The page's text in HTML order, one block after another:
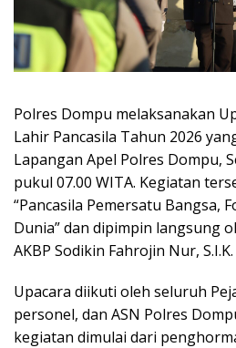
Polres Dompu melaksanakan
Lahir Pancasila Tahun 2026
Lapangan Apel Polres Dompu,
pukul 07.00 WITA. Kegiatan
“Pancasila Pemersatu Bangsa,
Dunia” dan dipimpin langsung
AKBP Sodikin Fahrojin Nur, S.I.K.
Upacara diikuti oleh seluruh
personel, dan ASN Polres
kegiatan dimulai dari